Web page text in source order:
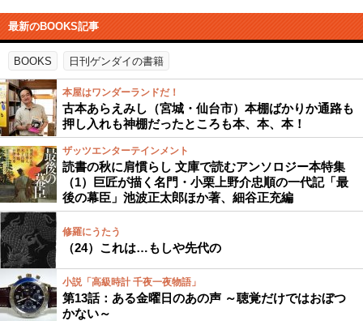
最新のBOOKS記事
BOOKS 日刊ゲンダイの書籍
本屋はワンダーランドだ！
古本あらえみし（宮城・仙台市）本棚ばかりか通路も
押し入れも神棚だったところも本、本、本！
ザッツエンターテインメント
読書の秋に肩慣らし 文庫で読むアンソロジー本特集
（1）巨匠が描く名門・小栗上野介忠順の一代記「最
後の幕臣」池波正太郎ほか著、細谷正充編
修羅にうたう
（24）これは…もしや先代の
小説「高級時計 千夜一夜物語」
第13話：ある金曜日のあの声 ～聴覚だけではおぼつ
かない～